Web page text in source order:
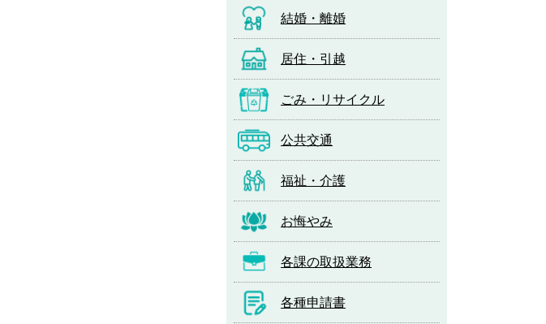
結婚・離婚
居住・引越
ごみ・リサイクル
公共交通
福祉・介護
お悔やみ
各課の取扱業務
各種申請書